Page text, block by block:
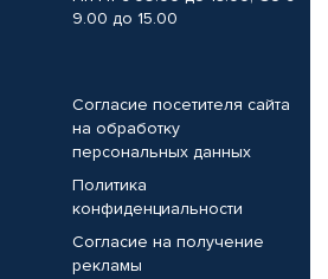
9.00 до 15.00
Согласие посетителя сайта
на обработку
персональных данных
Политика
конфиденциальности
Согласие на получение
рекламы